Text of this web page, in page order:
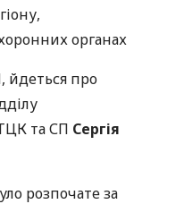
органах
йдеться про
та СП Сергія
розпочате за